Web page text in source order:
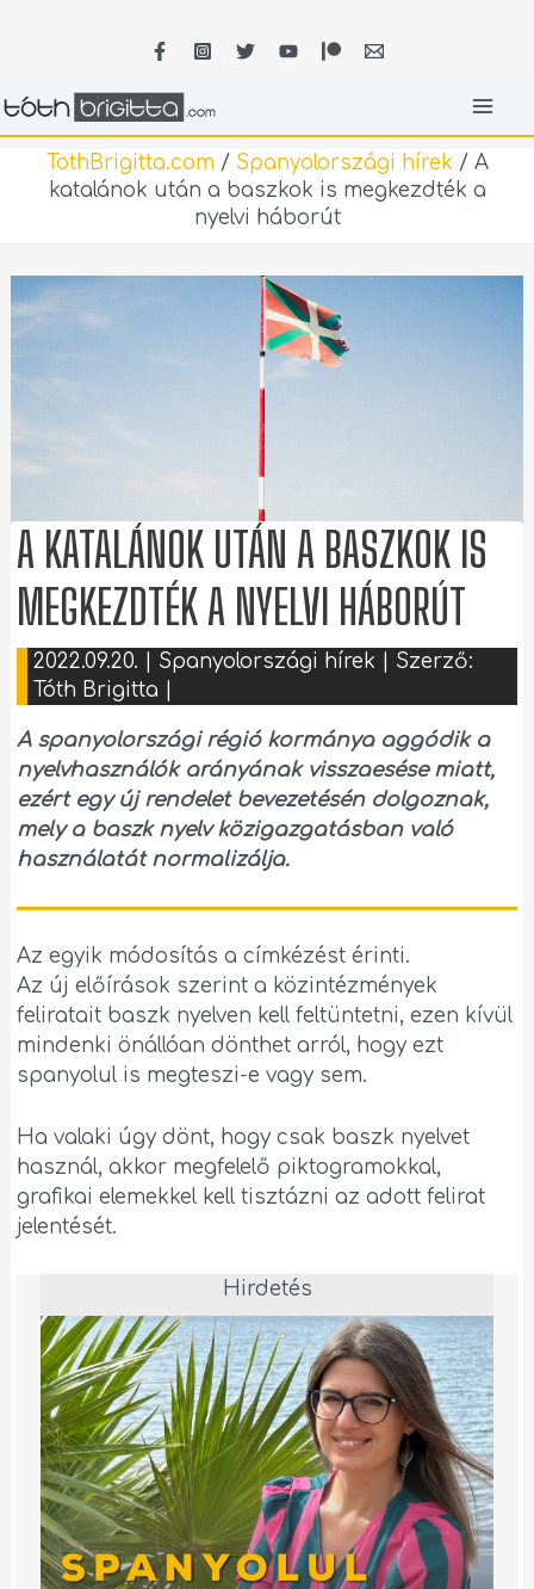
TothBrigitta.com / Spanyolországi hírek / A
katalánok után a baszkok is megkezdték a
nyelvi háborút
A KATALÁNOK UTÁN A BASZKOK IS
MEGKEZDTÉK A NYELVI HÁBORÚT
2022.09.20. Spanyolországi hírek | Szerző:
Tóth Brigitta
A spanyolországi régió kormánya aggódik a
nyelvhasználók arányának visszaesése miatt,
ezért egy új rendelet bevezetésén dolgoznak,
mely a baszk nyelv közigazgatásban való
használatát normalizálja.
Az egyik módosítás a címkézést érinti.
Az új előírások szerint a közintézmények
feliratait baszk nyelven kell feltüntetni, ezen kívül
mindenki önállóan dönthet arról, hogy ezt
spanyolul is megteszi-e vagy sem.
Ha valaki úgy dönt, hogy csak baszk nyelvet
használ, akkor megfelelő piktogramokkal,
grafikai elemekkel kell tisztázni az adott felirat
jelentését.
Hirdetés